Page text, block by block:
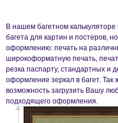
В нашем багетном
багета для картин и постеров,
оформлению: печать на
широкоформатную печать,
резка паспарту, стандартных и
оформление зеркал в багет.
возможность загрузить Вашу
подходящего оформления.